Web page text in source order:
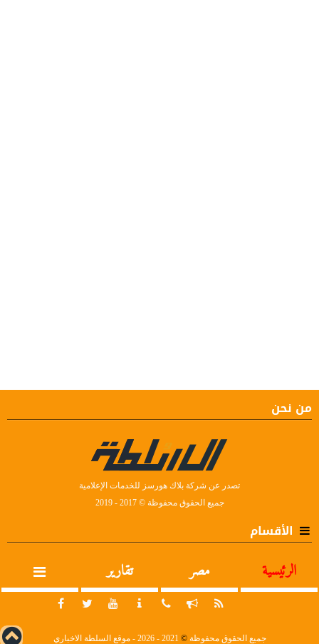
من نحن
تصدر عن شركة بلاك هورسز للخدمات الإعلامية
جميع الحقوق محفوظة © 2017 - 2019
الأقسام
الرئيسية مصر تقارير
جميع الحقوق محفوظة©